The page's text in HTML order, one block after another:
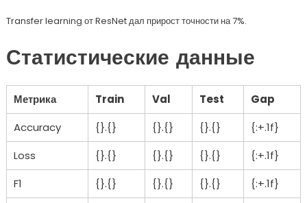
Transfer learning от ResNet дал прирост точности на 7%.
Статистические данные
Метрика Train Val Test
Gap
Accuracy
{}.{} {}.{} {}.{}
{:+.1f}
Loss
{}.{} {}.{} {}.{}
{:+.1f}
F1
{}.{} {}.{} {}.{}
{:+.1f}